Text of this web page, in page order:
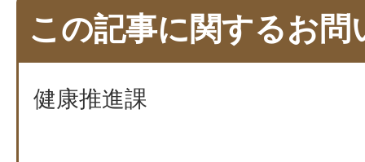
この記事に関するお問
健康推進課